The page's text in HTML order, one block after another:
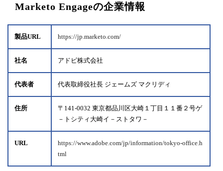
Marketo Engageの企業情報
製品URL https://jp.marketo.com/
社名 アドビ株式会社
代表者 代表取締役社長 ジェームズ マクリディ
住所
〒141-0032 東京都品川区大崎１丁目１１番２号ゲ
－トシティ大崎イ－ストタワ－
URL
https://www.adobe.com/jp/information/tokyo-office.h
tml